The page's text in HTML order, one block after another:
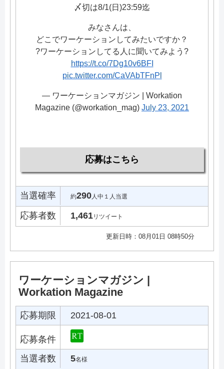
〆切は8/1(日)23:59迄
みなさんは、
どこでワーケーションしてみたいですか？
?ワーケーションしてる人に聞いてみよう?
https://t.co/7Dg10v6BFI
pic.twitter.com/CaVAbTFnPl
— ワーケーションマガジン | Workation
Magazine (@workation_mag) July 23, 2021
応募はこちら
当選確率 約290人中１人当選
応募者数 1,461リツイート
更新日時：08月01日 08時50分
ワーケーションマガジン |
Workation Magazine
応募期限 2021-08-01
応募条件
当選者数
5名様